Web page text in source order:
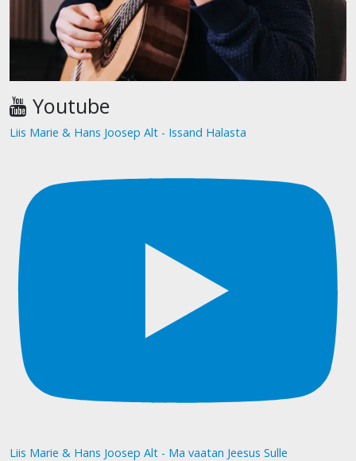
Youtube
Liis Marie & Hans Joosep Alt - Issand Halasta
Liis Marie & Hans Joosep Alt - Ma vaatan Jeesus Sulle